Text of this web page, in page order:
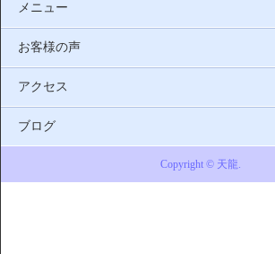
メニュー
お客様の声
アクセス
ブログ
Copyright © 天龍.